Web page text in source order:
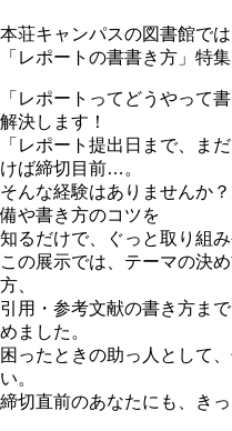
本荘キャンパスの図書館で
「レポートの書書き方」特
「レポートってどうやって
解決します！
「レポート提出日まで、ま
けば締切目前…。
そんな経験はありませんか
備や書き方のコツを
知るだけで、ぐっと取り組み
この展示では、テーマの決
方、
引用・参考文献の書き方ま
めました。
困ったときの助っ人として
い。
締切直前のあなたにも、き